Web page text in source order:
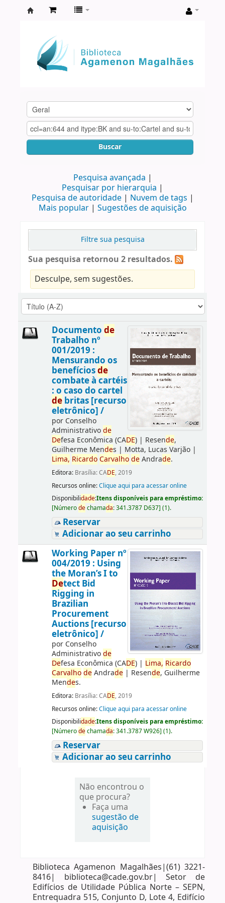
Agamenon
Magalhães
Buscar
Pesquisa avançada
Pesquisar por hierarquia
Pesquisa de autoridade
Nuvem de tags
Mais popular
Sugestões de aquisição
Filtre sua pesquisa
Sua pesquisa retornou 2 resultados.
Desculpe, sem sugestões.
Documento de
Trabalho nº
001/2019 :
Mensurando os
benefíciosde
combate à cartéis
: o caso do cartel
debritas [recurso
eletrônico] /
por Conselho
Administrativode
Defesa Econômica (CADE)| Resende,
Guilherme Mendes | Motta, Lucas Varjão|
Lima, Ricardo Carvalho deAndrade.
Editora: Brasília: CADE, 2019
Recursos online:Clique aqui para acessar online
Disponibilidade:Itens disponíveis para empréstimo:
[Númerodechamada:341.3787 D637] (1).
Reservar
Adicionar ao seu carrinho
Working Paper nº
004/2019 : Using
the Moran’s I to
Detect Bid
Rigging in
Brazilian
Procurement
Auctions [recurso
eletrônico] /
por Conselho
Administrativode
Defesa Econômica (CADE)| Lima, Ricardo
Carvalho deAndrade| Resende, Guilherme
Mendes.
Editora: Brasília: CADE, 2019
Recursos online:Clique aqui para acessar online
Disponibilidade:Itens disponíveis para empréstimo:
[Númerodechamada:341.3787 W926] (1).
Reservar
Adicionar ao seu carrinho
Não encontrou o
que procura?
Faça uma
sugestão de
aquisição
Biblioteca Agamenon Magalhães|(61) 3221-
8416| biblioteca@cade.gov.br| Setor de
Edifícios de Utilidade Pública Norte – SEPN,
Entrequadra 515, Conjunto D, Lote 4, Edifício